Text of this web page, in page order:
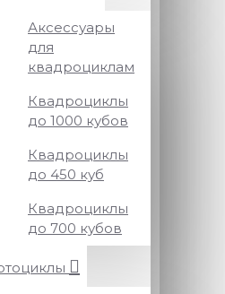
Аксессуары
для
квадроциклам
Квадроциклы
до 1000 кубов
Квадроциклы
до 450 куб
Квадроциклы
до 700 кубов